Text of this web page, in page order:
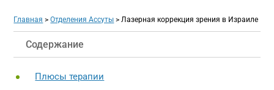
Главная >Отделения Ассуты >Лазерная коррекция зрения в Израиле
Содержание
Плюсы терапии